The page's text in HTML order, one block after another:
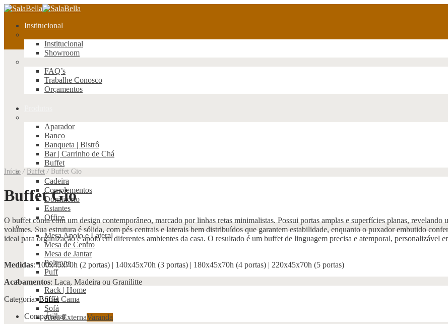
Institucional
Institucional
Showroom
FAQ’s
Trabalhe Conosco
Orçamentos
Aparador
Banco
Banqueta | Bistrô
Bar | Carrinho de Chá
Buffet
Cadeira
Complementos
Dormitório
Estantes
Office
Mesa Apoio e Lateral
Mesa de Centro
Mesa de Jantar
Poltrona
Puff
Rack | Home
Sofá Cama
Sofá
Área ExternaVaranda
Início / Buffet /Buffet Gio
Buffet Gio
O buffet conta com um design contemporâneo, marcado por linhas retas minimalistas. Possui portas amplas e superfícies planas,
volumes. Sua estrutura é sólida, com pés centrais e laterais bem distribuídos que garantem estabilidade, enquanto o puxador embutido
ideal para organização e apoio em diferentes ambientes da casa. O resultado é um buffet de linguagem precisa e atemporal, personalizável
Medidas: 100x45x70h (2 portas) | 140x45x70h (3 portas) | 180x45x70h (4 portas) | 220x45x70h (5 portas)
Acabamentos: Laca, Madeira ou Granilitte
Categoria:Buffet
Compartilhar